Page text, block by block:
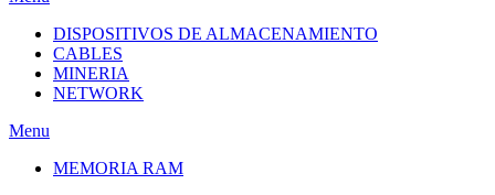
DISPOSITIVOS DE ALMACENAMIENTO
CABLES
MINERIA
NETWORK
Menu
MEMORIA RAM